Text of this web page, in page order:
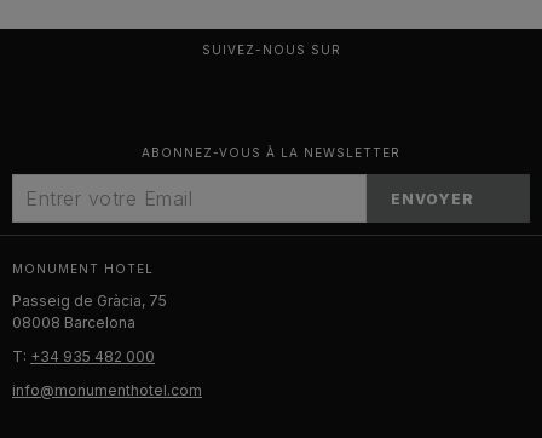
SUIVEZ-NOUS SUR
ABONNEZ-VOUS À LA NEWSLETTER
ENVOYER
MONUMENT HOTEL
Passeig de Gràcia, 75
08008 Barcelona
T: +34 935 482 000
info@monumenthotel.com